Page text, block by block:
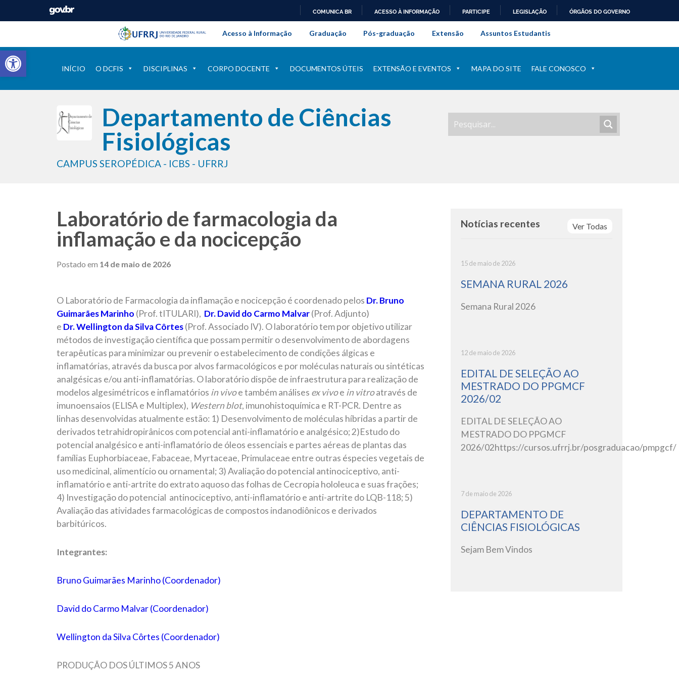
Barra de Ferramentas Aberta
PARA
O
COMUNICA BR ACESSO À INFORMAÇÃO PARTICIPE LEGISLAÇÃO ÓRGÃOS DO GOVERNO
Pular barra institucional
Barra institucional da Universidade Federal Rural do Rio de Janeiro
Acesso à Informação Graduação Pós-graduação Extensão Assuntos Estudantis
INÍCIO O DCFIS DISCIPLINAS CORPO DOCENTE DOCUMENTOS ÚTEIS EXTENSÃO E EVENTOS MAPA DO SITE FALE CONOSCO
Departamento de Ciências
Fisiológicas
CAMPUS SEROPÉDICA - ICBS - UFRRJ
Laboratório de farmacologia da
inflamação e da nocicepção
Postado em 14 de maio de 2026
O Laboratório de Farmacologia da inflamação e nocicepção é coordenado pelos Dr.Bruno
Guimarães Marinho (Prof. tITULARI), Dr.David do Carmo Malvar(Prof. Adjunto)
e Dr.Wellington da Silva Côrtes(Prof. Associado IV). O laboratório tem por objetivo utilizar
métodos de investigação científica que possam permitir o desenvolvimento de abordagens
terapêuticas para minimizar ou prevenir o estabelecimento de condições álgicas e
inflamatórias, através da busca por alvos farmacológicos e por moléculas naturais ou sintéticas
analgésicas e/ou anti-inflamatórias. O laboratório dispõe de infraestrutura para realização de
modelos algesimétricos e inflamatórios in vivoe também análises ex vivoe in vitroatravés de
imunoensaios (ELISA e Multiplex), Western blot, imunohistoquímica e RT-PCR. Dentre as
linhas desenvolvidas atualmente estão: 1) Desenvolvimento de moléculas híbridas a partir de
derivados tetrahidropirânicos com potencial anti-inflamatório e analgésico; 2)Estudo do
potencial analgésico e anti-inflamatório de óleos essenciais e partes aéreas de plantas das
famílias Euphorbiaceae, Fabaceae, Myrtaceae, Primulaceae entre outras éspecies vegetais de
uso medicinal, alimentício ou ornamental; 3) Avaliação do potencial antinociceptivo, anti-
inflamatório e anti-artrite do extrato aquoso das folhas de Cecropia hololeuca e suas frações;
4) Investigação do potencial antinociceptivo, anti-inflamatório e anti-artrite do LQB-118; 5)
Avaliação das atividades farmacológicas de compostos indanodiônicos e derivados
barbitúricos.
Integrantes:
Bruno Guimarães Marinho (Coordenador)
David do Carmo Malvar (Coordenador)
Wellington da Silva Côrtes (Coordenador)
PRODUÇÃO DOS ÚLTIMOS 5 ANOS
Ver Todas
Notícias recentes
15 de maio de 2026
SEMANA RURAL 2026
Semana Rural 2026
12 de maio de 2026
EDITAL DE SELEÇÃO AO
MESTRADO DO PPGMCF
2026/02
EDITAL DE SELEÇÃO AO
MESTRADO DO PPGMCF
2026/02https://cursos.ufrrj.br/posgraduacao/pmpgcf/
7 de maio de 2026
DEPARTAMENTO DE
CIÊNCIAS FISIOLÓGICAS
Sejam Bem Vindos